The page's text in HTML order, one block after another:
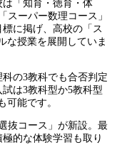
「知育・徳育・体
スーパー数理コース」
に掲げ、高校の「ス
な授業を展開していま
の3教科でも合否判定
は3教科型か5教科型
可能です。
抜コース」が新設。最
的な体験学習も取り